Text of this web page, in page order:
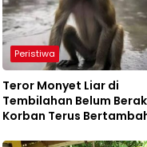
Peristiwa
Teror Monyet Liar di
Tembilahan Belum
Korban Terus